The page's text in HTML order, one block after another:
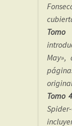
May»,
Tomo